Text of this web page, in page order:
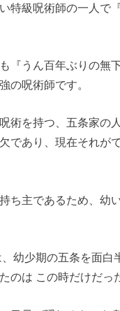
特級呪術師の一人で
『うん百年ぶりの無
の呪術師です。
術を持つ、五条家
であり、現在それが
ち主であるため、幼
幼少期の五条を面
のは この時だけだっ